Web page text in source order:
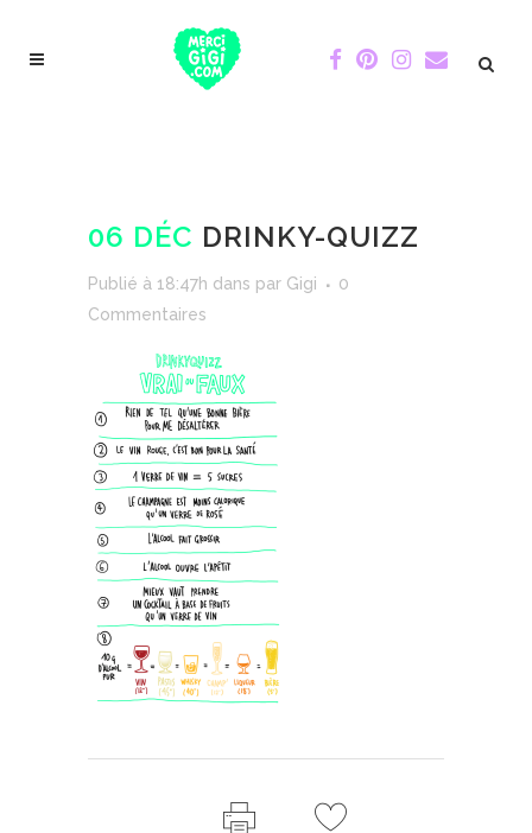
06 DÉC DRINKY-QUIZZ
Publié à 18:47h dans par Gigi
0
Commentaires